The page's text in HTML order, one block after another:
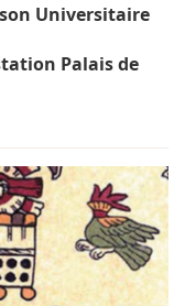
Universitaire
Palais de